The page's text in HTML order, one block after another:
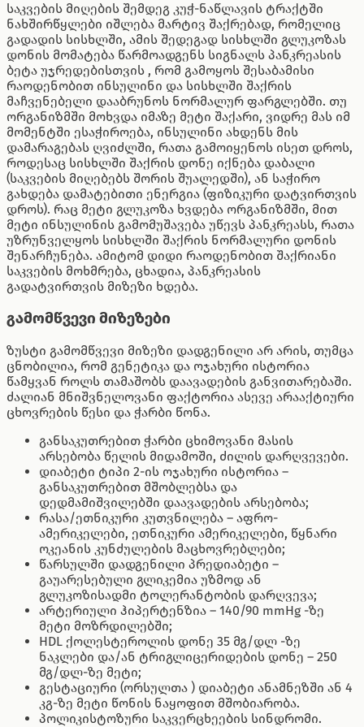
საკვების მიღების შემდეგ კუჭ-ნაწლავის ტრაქტში
ნახშირწყლები იშლება მარტივ შაქრებად, რომელიც
გადადის სისხლში, ამის შედეგად სისხლში გლუკოზას
დონის მომატება წარმოადგენს სიგნალს პანკრეასის
ბეტა უჯრედებისთვის , რომ გამოყოს შესაბამისი
რაოდენობით ინსულინი და სისხლში შაქრის
მაჩვენებელი დააბრუნოს ნორმალურ ფარგლებში. თუ
ორგანიზმში მოხვდა იმაზე მეტი შაქარი, ვიდრე მას იმ
მომენტში ესაჭიროება, ინსულინი ახდენს მის
დამარაგებას ღვიძლში, რათა გამოიყენოს ისეთ დროს,
როდესაც სისხლში შაქრის დონე იქნება დაბალი
(საკვების მიღებებს შორის შუალედში), ან საჭირო
გახდება დამატებითი ენერგია (ფიზიკური დატვირთვის
დროს). რაც მეტი გლუკოზა ხვდება ორგანიზმში, მით
მეტი ინსულინის გამომუშავება უწევს პანკრეასს, რათა
უზრუნველყოს სისხლში შაქრის ნორმალური დონის
შენარჩუნება. ამიტომ დიდი რაოდენობით შაქრიანი
საკვების მოხმრება, ცხადია, პანკრეასის
გადატვირთვის მიზეზი ხდება.
გამომწვევი მიზეზები
ზუსტი გამომწვევი მიზეზი დადგენილი არ არის, თუმცა
ცნობილია, რომ გენეტიკა და ოჯახური ისტორია
წამყვან როლს თამაშობს დაავადების განვითარებაში.
ძალიან მნიშვნელოვანი ფაქტორია ასევე არააქტიური
ცხოვრების წესი და ჭარბი წონა.
განსაკუთრებით ჭარბი ცხიმოვანი მასის
არსებობა წელის მიდამოში, ძილის დარღვევები.
დიაბეტი ტიპი 2-ის ოჯახური ისტორია –
განსაკუთრებით მშობლებსა და
დედმამიშვილებში დაავადების არსებობა;
რასა/ეთნიკური კუთვნილება – აფრო-
ამერიკელები, ეთნიკური ამერიკელები, წყნარი
ოკეანის კუნძულების მაცხოვრებლები;
წარსულში დადგენილი პრედიაბეტი –
გაუარესებული გლიკემია უზმოდ ან
გლუკოზისადმი ტოლერანტობის დარღვევა;
არტერიული ჰიპერტენზია – 140/90 mmHg -ზე
მეტი მოზრდილებში;
HDL ქოლესტეროლის დონე 35 მგ/დლ -ზე
ნაკლები და/ან ტრიგლიცერიდების დონე – 250
მგ/დლ-ზე მეტი;
გესტაციური (ორსულთა ) დიაბეტი ანამნეზში ან 4
კგ-ზე მეტი წონის ნაყოფით მშობიარობა.
პოლიკისტოზური საკვერცხეების სინდრომი.